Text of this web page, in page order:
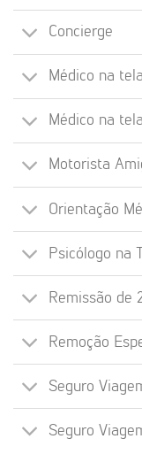
Concierge
Médico na
Médico na
Motorista
Orientação
Psicólogo na
Remissão de
Remoção
Seguro
Seguro